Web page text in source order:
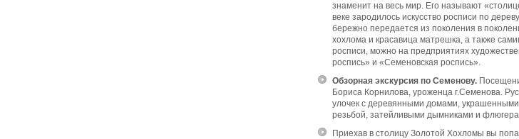
знаменит на весь мир. Его называют
веке зародилось искусство росписи по
бережно передается из поколения в
хохлома и красавица матрешка, а также
росписи, можно на предприятиях
роспись» и «Семеновская роспись».
Обзорная экскурсия по Семенову.
Бориса Корнилова, уроженца г.Семенова.
улочек с деревянными домами,
резьбой, затейливыми дымниками и
Приехав в столицу Золотой Хохломы вы